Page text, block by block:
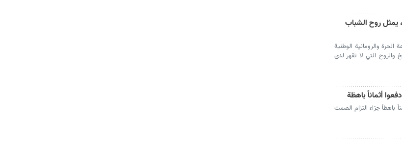
يمثل روح الشباب
والرومانية الوطنية
والروح التي لا تقهر لدى
أثماناً باهظة
باهظاً جرّاء التزام الصمت